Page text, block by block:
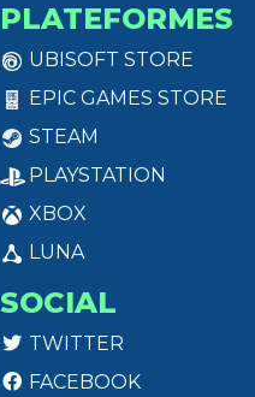
PLATEFORMES
UBISOFT STORE
EPIC GAMES STORE
STEAM
PLAYSTATION
XBOX
LUNA
SOCIAL
TWITTER
FACEBOOK